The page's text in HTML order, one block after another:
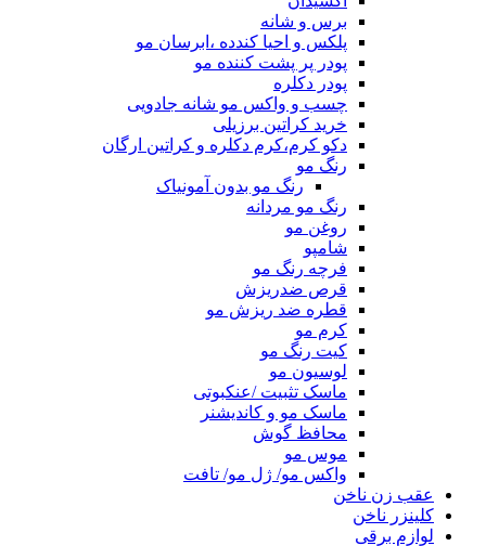
برس و شانه
پلکس و احیا کندده ،ابرسان مو
پودر پر پشت کننده مو
پودر دکلره
چسب و واکس مو شانه جادویی
خرید کراتین برزیلی
دکو کرم،کرم دکلره و کراتین ارگان
رنگ مو
رنگ مو بدون آمونیاک
رنگ مو مردانه
روغن مو
شامپو
فرچه رنگ مو
قرص ضدریزش
قطره ضد ریزش مو
کرم مو
کیت رنگ مو
لوسیون مو
ماسک تثبیت /عنکبوتی
ماسک مو و کاندیشنر
محافظ گوش
موس مو
واکس مو/ ژل مو/ تافت
عقب زن ناخن
کلینزر ناخن
لوازم برقی